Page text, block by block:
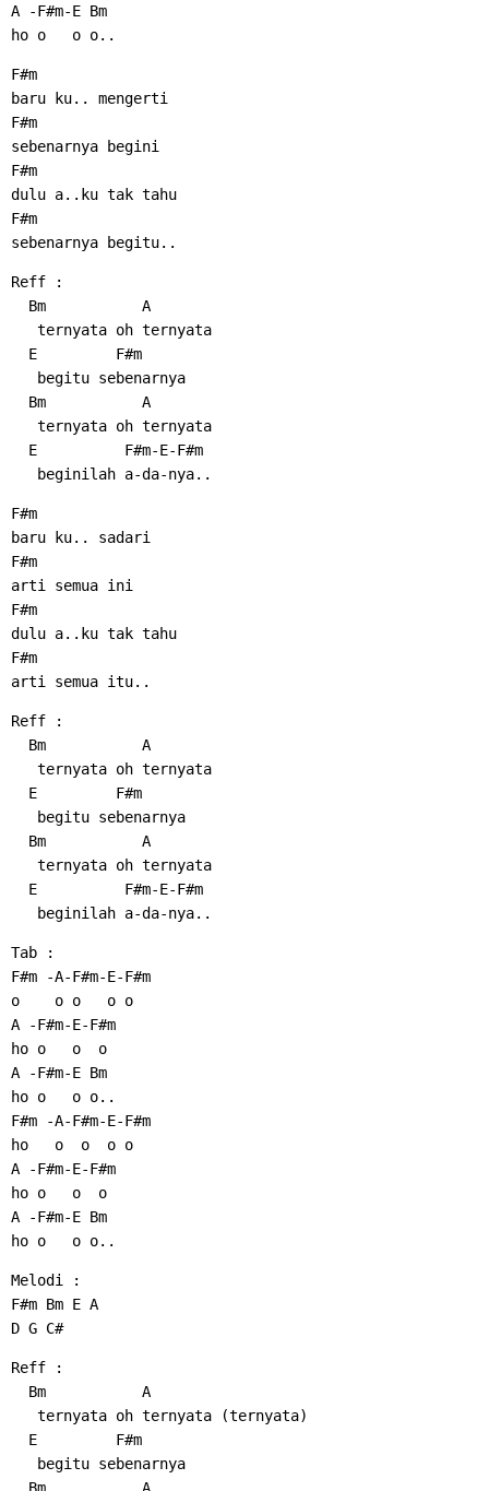
A -F#m-E Bm
ho o   o o..
F#m
baru ku.. mengerti
F#m
sebenarnya begini
F#m
dulu a..ku tak tahu
F#m
sebenarnya begitu..
Reff :
  Bm           A
   ternyata oh ternyata
  E         F#m
   begitu sebenarnya
  Bm           A
   ternyata oh ternyata
  E          F#m-E-F#m
   beginilah a-da-nya..
F#m
baru ku.. sadari
F#m
arti semua ini
F#m
dulu a..ku tak tahu
F#m
arti semua itu..
Reff :
  Bm           A
   ternyata oh ternyata
  E         F#m
   begitu sebenarnya
  Bm           A
   ternyata oh ternyata
  E          F#m-E-F#m
   beginilah a-da-nya..
Tab :
F#m -A-F#m-E-F#m
o    o o   o o
A -F#m-E-F#m
ho o   o  o
A -F#m-E Bm
ho o   o o..
F#m -A-F#m-E-F#m
ho   o  o  o o
A -F#m-E-F#m
ho o   o  o
A -F#m-E Bm
ho o   o o..
Melodi :
F#m Bm E A
D G C#
Reff :
  Bm           A
   ternyata oh ternyata (ternyata)
  E         F#m
   begitu sebenarnya